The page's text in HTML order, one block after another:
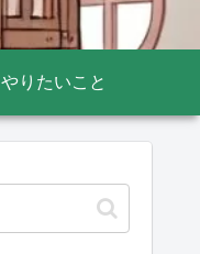
やりたいこと